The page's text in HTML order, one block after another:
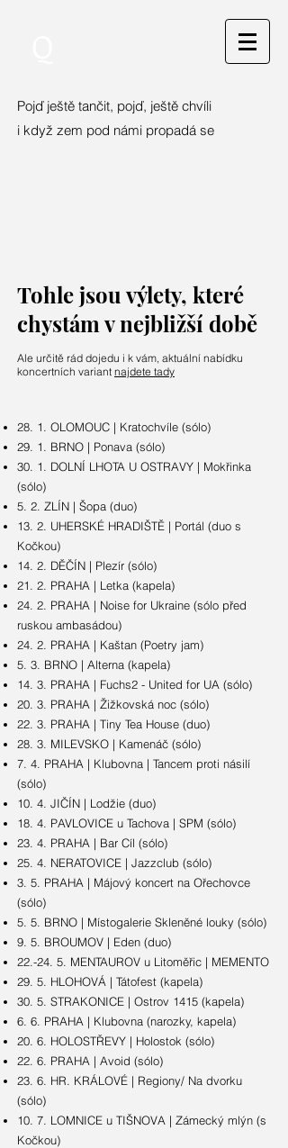
Pojď ještě tančit, pojď, ještě chvíli
i když zem pod námi propadá se
Tohle jsou výlety, které
chystám v nejbližší době
Ale určitě rád dojedu i k vám, aktuální nabídku
koncertních variant najdete tady
28. 1. OLOMOUC | Kratochvíle (sólo)
29. 1. BRNO | Ponava (sólo)
30. 1. DOLNÍ LHOTA U OSTRAVY | Mokřinka
(sólo)
5. 2. ZLÍN | Šopa (duo)
13. 2. UHERSKÉ HRADIŠTĚ | Portál (duo s
Kočkou)
14. 2. DĚČÍN | Plezír (sólo)
21. 2. PRAHA | Letka (kapela)
24. 2. PRAHA | Noise for Ukraine (sólo před
ruskou ambasádou)
24. 2. PRAHA | Kaštan (Poetry jam)
5. 3. BRNO | Alterna (kapela)
14. 3. PRAHA | Fuchs2 - United for UA (sólo)
20. 3. PRAHA | Žižkovská noc (sólo)
22. 3. PRAHA | Tiny Tea House (duo)
28. 3. MILEVSKO | Kamenáč (sólo)
7. 4. PRAHA | Klubovna | Tancem proti násilí
(sólo)
10. 4. JIČÍN | Lodžie (duo)
18. 4. PAVLOVICE u Tachova | SPM (sólo)
23. 4. PRAHA | Bar Cíl (sólo)
25. 4. NERATOVICE | Jazzclub (sólo)
3. 5. PRAHA | Májový koncert na Ořechovce
(sólo)
5. 5. BRNO | Místogalerie Skleněné louky (sólo)
9. 5. BROUMOV | Eden (duo)
22.-24. 5. MENTAUROV u Litoměřic | MEMENTO
29. 5. HLOHOVÁ | Tátofest (kapela)
30. 5. STRAKONICE | Ostrov 1415 (kapela)
6. 6. PRAHA | Klubovna (narozky, kapela)
20. 6. HOLOSTŘEVY | Holostok (sólo)
22. 6. PRAHA | Avoid (sólo)
23. 6. HR. KRÁLOVÉ | Regiony/ Na dvorku
(sólo)
10. 7. LOMNICE u TIŠNOVA | Zámecký mlýn (s
Kočkou)